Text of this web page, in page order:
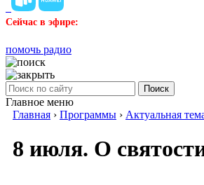
Сейчас в эфире:
помочь радио
Поиск
Главное меню
Главная › Программы › Актуальная
8 июля. О